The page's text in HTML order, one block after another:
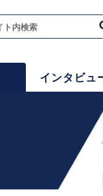
インタビュ